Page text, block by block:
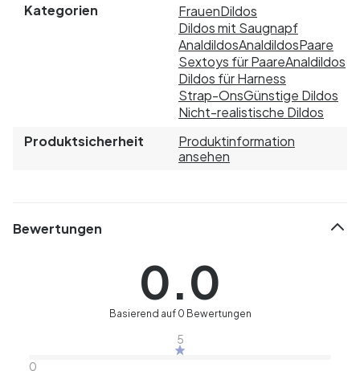
Kategorien
FrauenDildos
Dildos mit Saugnapf
AnaldildosAnaldildosPaare
Sextoys für PaareAnaldildos
Dildos für Harness
Strap-OnsGünstige Dildos
Nicht-realistische Dildos
Produktsicherheit
Produktinformation
ansehen
Bewertungen
0.0
Basierend auf 0 Bewertungen
5
0